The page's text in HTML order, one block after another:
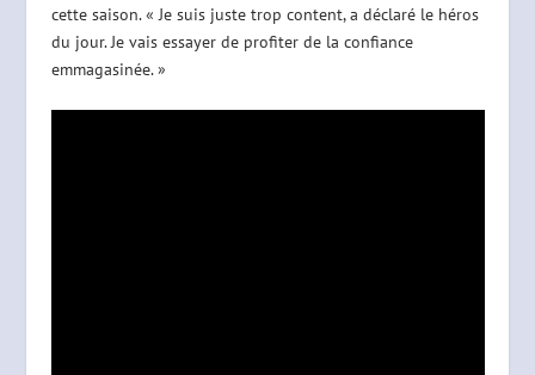
cette saison. « Je suis juste trop content, a déclaré le héros
du jour. Je vais essayer de profiter de la confiance
emmagasinée. »